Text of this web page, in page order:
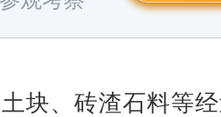
块、砖渣石料等